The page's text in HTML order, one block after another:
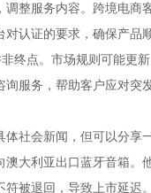
调整服务内容。跨境电
认证的要求，确保产品
终点。市场规则可能更
服务，帮助客户应对突
体社会新闻，但可以分享
澳大利亚出口蓝牙音箱。
符被退回，导致上市延迟